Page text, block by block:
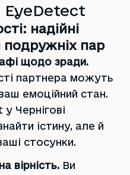
надійні
подружніх пар
щодо зради.
партнера можуть
емоційний стан.
Чернігові
істину, але й
стосунки.
вірність. Ви